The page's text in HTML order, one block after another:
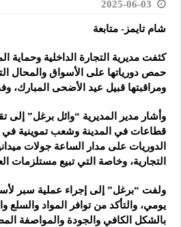
2025-06-03
شام تايمز- متابعة
كثفت مديرية التجارة الداخلية
حمص دورياتها على الأسواق والمحال
ومراقبتها قبيل عيد الأضحى المبارك،
وأشار مدير المديرية “وائل برغل” إلى
قطاعات في المدينة وشعب تموينية في
الدوريات على مدار الساعة جولات
التجارية، وخاصة التي تبيع مستلزمات
ولفت “برغل” إلى إجراء عملية سبر
يومي، والتأكد من توافر المواد والسلع
بالشكل الكافي والجودة والمواصفة